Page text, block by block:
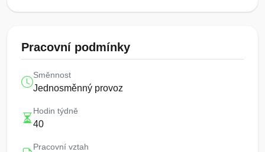
Pracovní podmínky
Směnnost
Jednosměnný provoz
Hodin týdně
40
Pracovní vztah